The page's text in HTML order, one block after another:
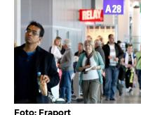
Foto: Fraport